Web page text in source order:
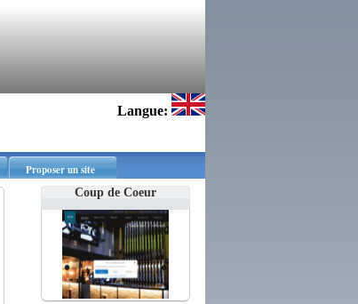
Langue:
Proposer un site
Coup de Coeur